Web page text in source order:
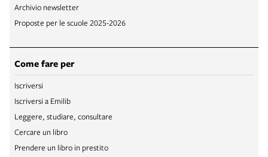
Archivio newsletter
Proposte per le scuole 2025-2026
Come fare per
Iscriversi
Iscriversi a Emilib
Leggere, studiare, consultare
Cercare un libro
Prendere un libro in prestito